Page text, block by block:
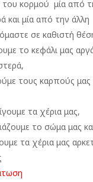
του κορμού μία από
και μία από την άλλη
σε καθιστή
το κεφάλι μας
τους καρπούς
τα χέρια μας,
το σώμα μας
τα χέρια μας